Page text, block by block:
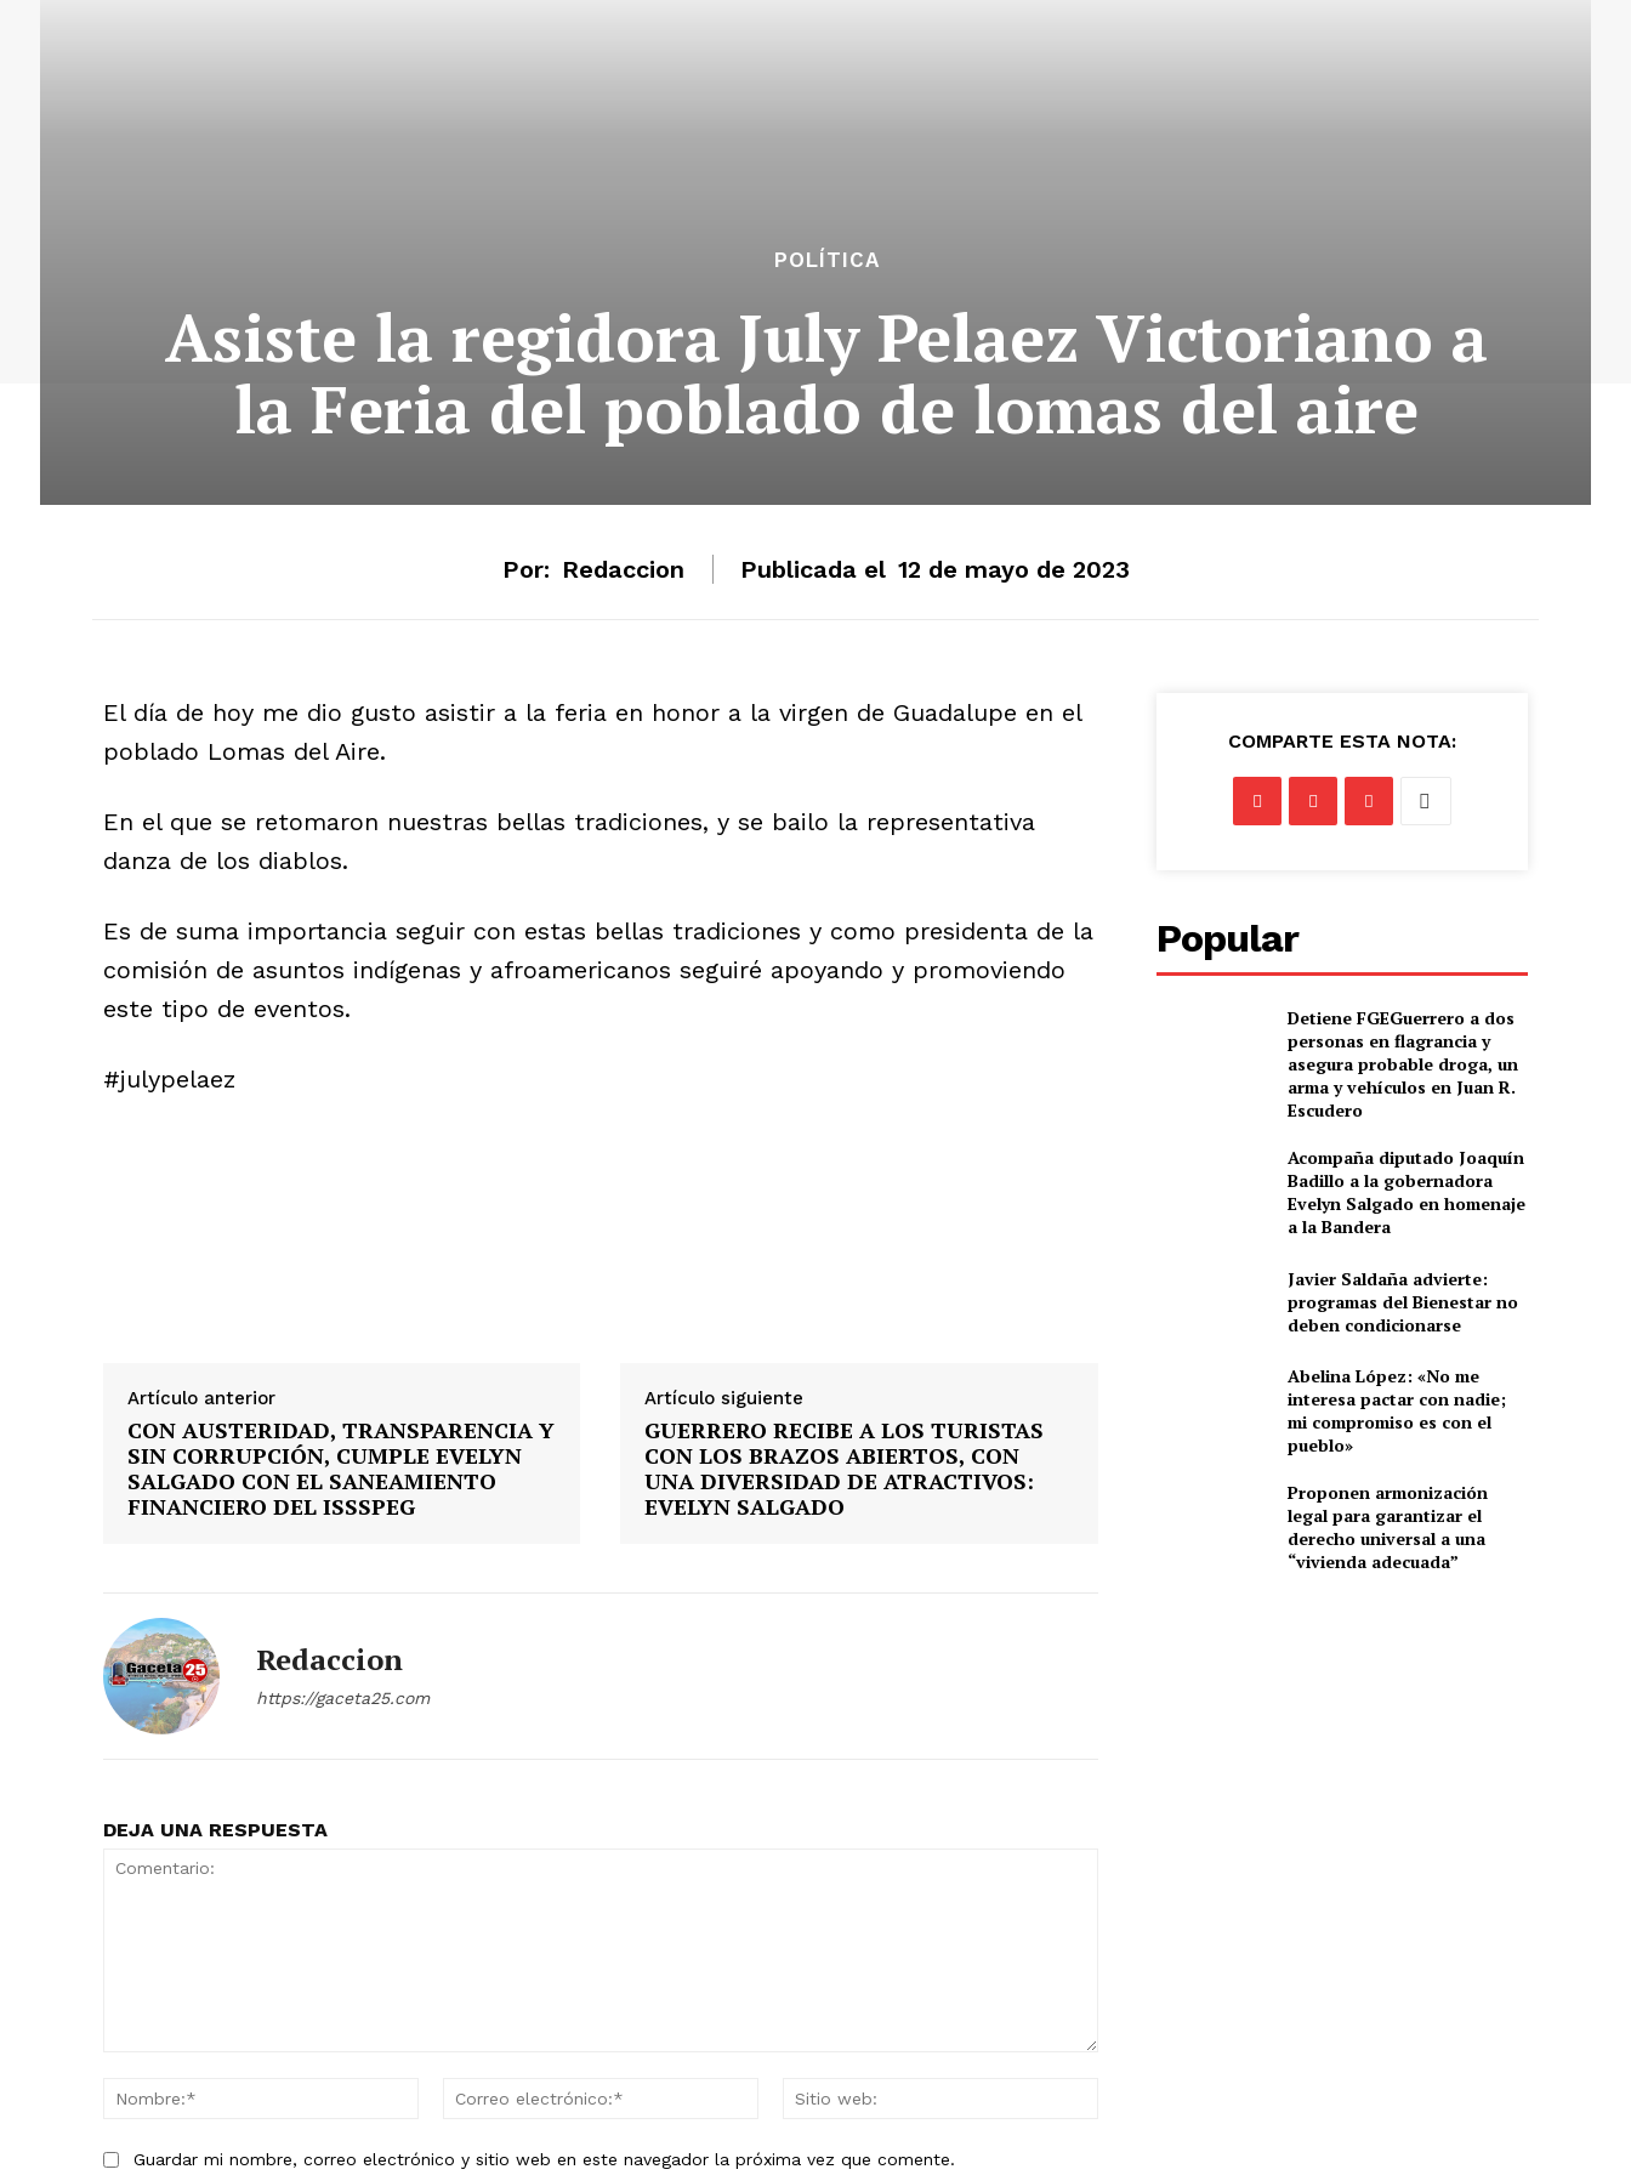
POLÍTICA
Asiste la regidora July Pelaez Victoriano a
la Feria del poblado de lomas del aire
Por: Redaccion Publicada el 12 de mayo de 2023
El día de hoy me dio gusto asistir a la feria en honor a la virgen de Guadalupe en el
poblado Lomas del Aire.
En el que se retomaron nuestras bellas tradiciones, y se bailo la representativa
danza de los diablos.
Es de suma importancia seguir con estas bellas tradiciones y como presidenta de la
comisión de asuntos indígenas y afroamericanos seguiré apoyando y promoviendo
este tipo de eventos.
#julypelaez
Artículo anterior
CON AUSTERIDAD, TRANSPARENCIA Y
SIN CORRUPCIÓN, CUMPLE EVELYN
SALGADO CON EL SANEAMIENTO
FINANCIERO DEL ISSSPEG
Artículo siguiente
GUERRERO RECIBE A LOS TURISTAS
CON LOS BRAZOS ABIERTOS, CON
UNA DIVERSIDAD DE ATRACTIVOS:
EVELYN SALGADO
Redaccion
https://gaceta25.com
DEJA UNA RESPUESTA
Nombre:*
Correo
Guardar mi nombre, correo electrónico y sitio web en este navegador la próxima vez que comente.
COMPARTE ESTA NOTA:
Popular
Detiene FGEGuerrero a dos
personas en flagrancia y
asegura probable droga, un
arma y vehículos en Juan R.
Escudero
Acompaña diputado Joaquín
Badillo a la gobernadora
Evelyn Salgado en homenaje
a la Bandera
Javier Saldaña advierte:
programas del Bienestar no
deben condicionarse
Abelina López: «No me
interesa pactar con nadie;
mi compromiso es con el
pueblo»
Proponen armonización
legal para garantizar el
derecho universal a una
“vivienda adecuada”